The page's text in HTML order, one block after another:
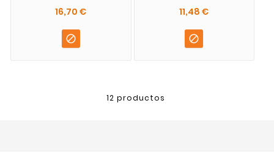
16,70 €

11,48 €

12 productos